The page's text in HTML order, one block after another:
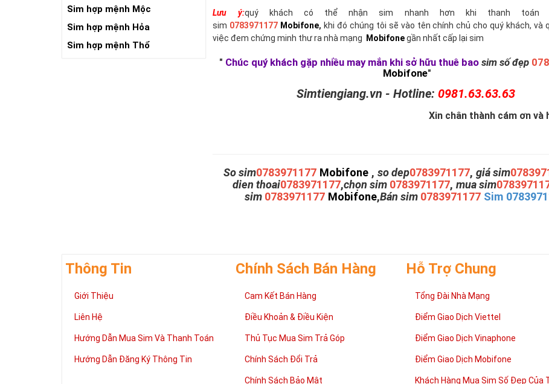
Sim hợp mệnh Mộc
Sim hợp mệnh Hỏa
Sim hợp mệnh Thổ
Lưu ý:quý khách có thể nhận sim nhanh hơn khi thanh toán
sim 0783971177 Mobifone, khi đó chúng tôi sẽ vào tên chính chủ cho quý khách, và
việc đem chứng minh thư ra nhà mạng
Mobifonegần nhất cấp lại sim
" Chúc quý khách gặp nhiều may mắn khi sở hữu thuê baosim số đẹp
Mobifone"
Simtiengiang.vn - Hotline: 0981.63.63.63
Xin chân thành cám ơn và
So sim0783971177 Mobifone , so dep0783971177, giá sim
dien thoai0783971177,chọn sim 0783971177,mua sim
sim 0783971177 Mobifone,Bán sim 0783971177 Sim
Thông Tin
Giới Thiệu
Liên Hệ
Hướng Dẫn Mua Sim Và Thanh Toán
Hướng Dẫn Đăng Ký Thông Tin
Chính Sách Bán Hàng
Cam Kết Bán Hàng
Điều Khoản & Điều Kiện
Thủ Tục Mua Sim Trả Góp
Chính Sách Đổi Trả
Chính Sách Bảo Mật
Hỗ Trợ Chung
Tổng Đài Nhà Mạng
Điểm Giao Dịch Viettel
Điểm Giao Dịch Vinaphone
Điểm Giao Dịch Mobifone
Khách Hàng Mua Sim Số Đẹp Của